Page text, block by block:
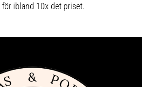
ibland 10x det priset.